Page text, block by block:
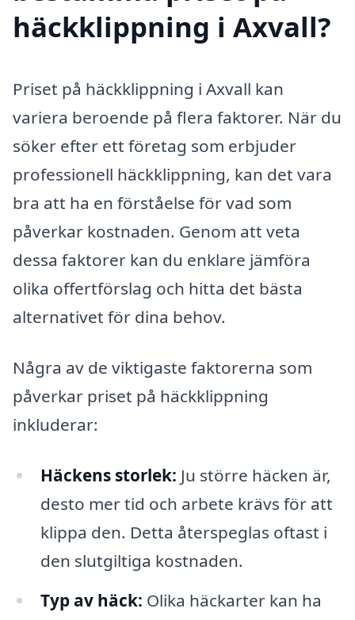
häckklippning i Axvall?
Priset på häckklippning i Axvall kan
variera beroende på flera faktorer. När du
söker efter ett företag som erbjuder
professionell häckklippning, kan det vara
bra att ha en förståelse för vad som
påverkar kostnaden. Genom att veta
dessa faktorer kan du enklare jämföra
olika offertförslag och hitta det bästa
alternativet för dina behov.
Några av de viktigaste faktorerna som
påverkar priset på häckklippning
inkluderar:
Häckens storlek: Ju större häcken är,
desto mer tid och arbete krävs för att
klippa den. Detta återspeglas oftast i
den slutgiltiga kostnaden.
Typ av häck: Olika häckarter kan ha